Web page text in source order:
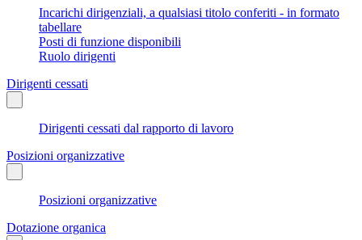
Incarichi dirigenziali, a qualsiasi titolo conferiti - in formato
tabellare
Posti di funzione disponibili
Ruolo dirigenti
Dirigenti cessati
Dirigenti cessati dal rapporto di lavoro
Posizioni organizzative
Posizioni organizzative
Dotazione organica